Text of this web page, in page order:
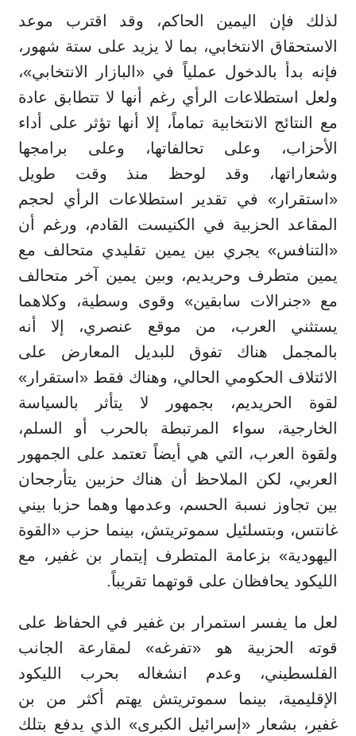
لذلك فإن اليمين الحاكم، وقد اقترب موعد
الاستحقاق الانتخابي، بما لا يزيد على ستة شهور،
فإنه بدأ بالدخول عملياً في «البازار الانتخابي»،
ولعل استطلاعات الرأي رغم أنها لا تتطابق عادة
مع النتائج الانتخابية تماماً، إلا أنها تؤثر على أداء
الأحزاب، وعلى تحالفاتها، وعلى برامجها
وشعاراتها، وقد لوحظ منذ وقت طويل
«استقرار» في تقدير استطلاعات الرأي لحجم
المقاعد الحزبية في الكنيست القادم، ورغم أن
«التنافس» يجري بين يمين تقليدي متحالف مع
يمين متطرف وحريديم، وبين يمين آخر متحالف
مع «جنرالات سابقين» وقوى وسطية، وكلاهما
يستثني العرب، من موقع عنصري، إلا أنه
بالمجمل هناك تفوق للبديل المعارض على
الائتلاف الحكومي الحالي، وهناك فقط «استقرار»
لقوة الحريديم، بجمهور لا يتأثر بالسياسة
الخارجية، سواء المرتبطة بالحرب أو السلم،
ولقوة العرب، التي هي أيضاً تعتمد على الجمهور
العربي، لكن الملاحظ أن هناك حزبين يتأرجحان
بين تجاوز نسبة الحسم، وعدمها وهما حزبا بيني
غانتس، وبتسلئيل سموتريتش، بينما حزب «القوة
اليهودية» بزعامة المتطرف إيتمار بن غفير، مع
الليكود يحافظان على قوتهما تقريباً.
لعل ما يفسر استمرار بن غفير في الحفاظ على
قوته الحزبية هو «تفرغه» لمقارعة الجانب
الفلسطيني، وعدم انشغاله بحرب الليكود
الإقليمية، بينما سموتريتش يهتم أكثر من بن
غفير، بشعار «إسرائيل الكبرى» الذي يدفع بتلك